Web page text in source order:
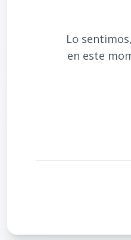
Lo
en este